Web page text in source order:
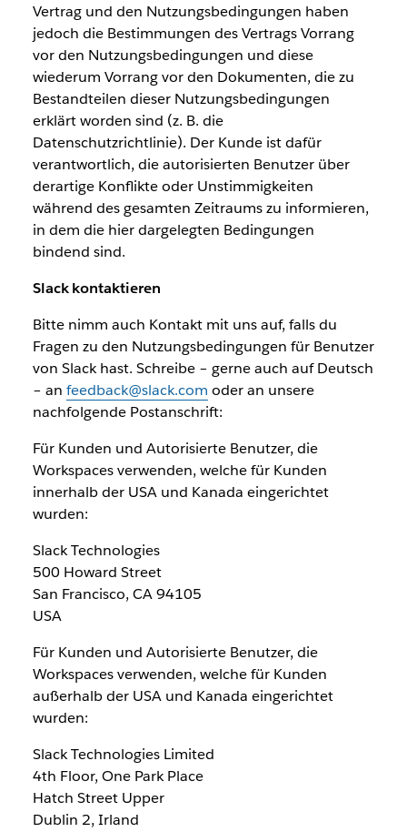
Vertrag und den Nutzungsbedingungen haben
jedoch die Bestimmungen des Vertrags Vorrang
vor den Nutzungsbedingungen und diese
wiederum Vorrang vor den Dokumenten, die zu
Bestandteilen dieser Nutzungsbedingungen
erklärt worden sind (z. B. die
Datenschutzrichtlinie). Der Kunde ist dafür
verantwortlich, die autorisierten Benutzer über
derartige Konflikte oder Unstimmigkeiten
während des gesamten Zeitraums zu informieren,
in dem die hier dargelegten Bedingungen
bindend sind.
Slack kontaktieren
Bitte nimm auch Kontakt mit uns auf, falls du
Fragen zu den Nutzungsbedingungen für Benutzer
von Slack hast. Schreibe – gerne auch auf Deutsch
– an feedback@slack.com oder an unsere
nachfolgende Postanschrift:
Für Kunden und Autorisierte Benutzer, die
Workspaces verwenden, welche für Kunden
innerhalb der USA und Kanada eingerichtet
wurden:
Slack Technologies
500 Howard Street
San Francisco, CA 94105
USA
Für Kunden und Autorisierte Benutzer, die
Workspaces verwenden, welche für Kunden
außerhalb der USA und Kanada eingerichtet
wurden:
Slack Technologies Limited
4th Floor, One Park Place
Hatch Street Upper
Dublin 2, Irland